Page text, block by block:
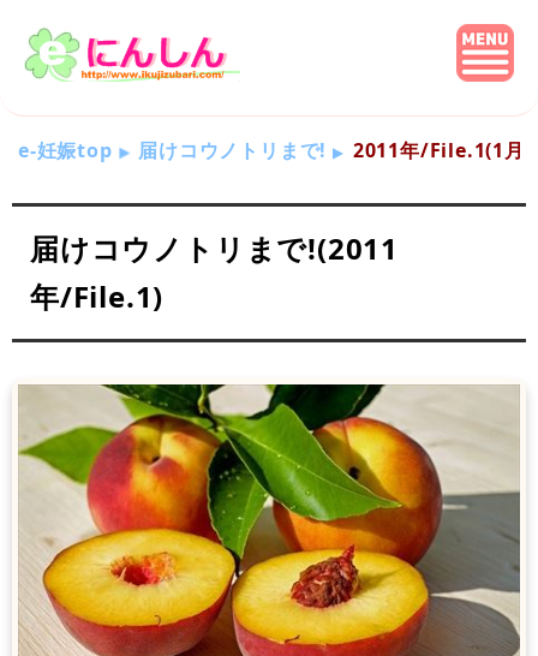
e-妊娠top 届けコウノトリまで! 2011年/File.1(1月
届けコウノトリまで!(2011
年/File.1)